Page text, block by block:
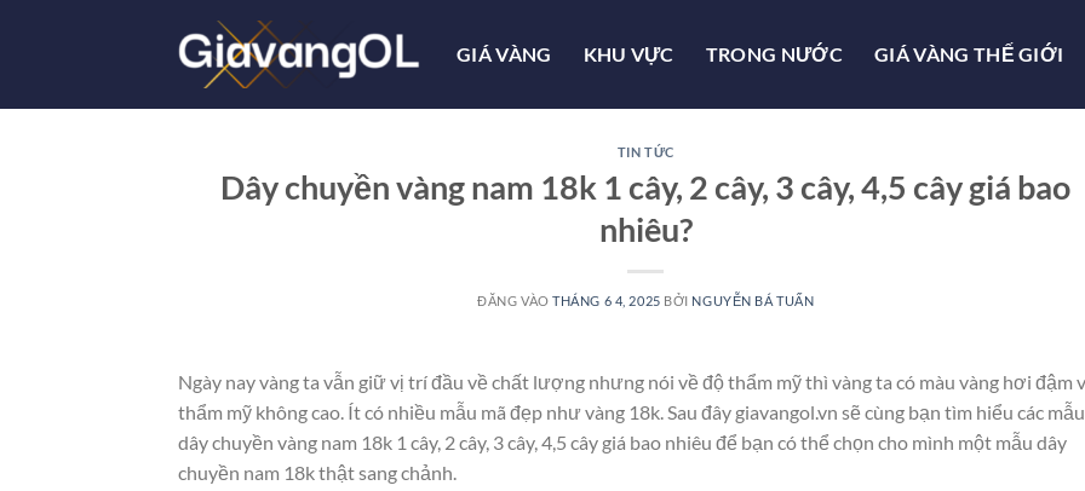
dung
GIÁ VÀNG KHU VỰC TRONG NƯỚC GIÁ VÀNG THẾ GIỚI
TIN TỨC
Dây chuyền vàng nam 18k 1 cây, 2 cây, 3 cây, 4,5 cây giá bao
nhiêu?
ĐĂNG VÀOTHÁNG 6 4, 2025 BỞI NGUYỄN BÁ TUẤN
Ngày nay vàng ta vẫn giữ vị trí đầu về chất lượng nhưng nói về độ thẩm mỹ thì vàng ta có màu vàng hơi đậm
thẩm mỹ không cao. Ít có nhiều mẫu mã đẹp như vàng 18k. Sau đây giavangol.vn sẽ cùng bạn tìm hiểu các mẫu
dây chuyền vàng nam 18k 1 cây, 2 cây, 3 cây, 4,5 cây giá bao nhiêu để bạn có thể chọn cho mình một mẫu dây
chuyền nam 18k thật sang chảnh.